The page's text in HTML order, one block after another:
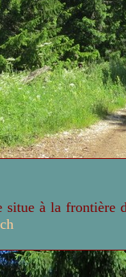
situe à la